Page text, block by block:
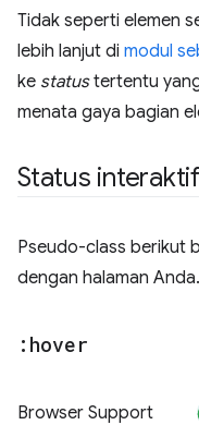
Tidak seperti elemen
lebih lanjut di modul
ke statustertentu yang
menata gaya bagian
Status interaktif
Pseudo-class berikut
dengan halaman Anda.
:hover
Browser Support